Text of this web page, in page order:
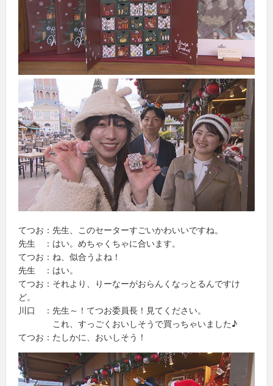
てつお：先生、このセーターすごいかわいいですね。
先生 ：はい。めちゃくちゃに合います。
てつお：ね、似合うよね！
先生 ：はい。
てつお：それより、りーなーがおらんくなっとるんですけ
ど。
川口 ：先生～！てつお委員長！見てください。
これ、すっごくおいしそうで買っちゃいました♪
てつお：たしかに、おいしそう！